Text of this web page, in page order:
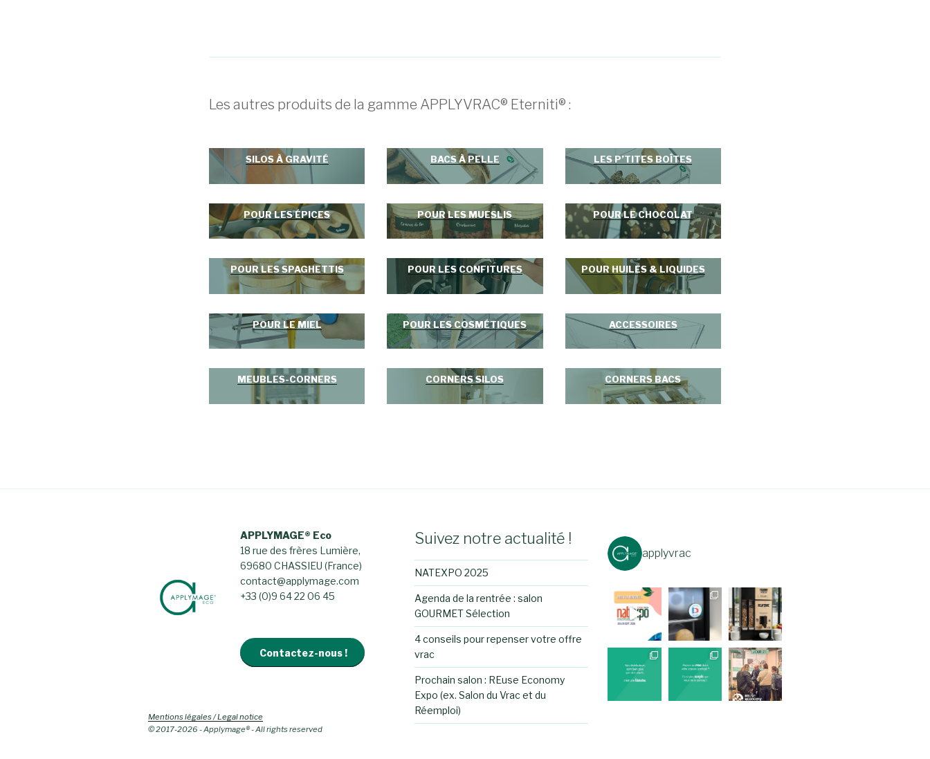
Les autres produits de la gamme APPLYVRAC® Eterniti® :
SILOS À GRAVITÉ BACS À PELLE LES P’TITES BOÎTES
POUR LES ÉPICES POUR LES MUESLIS POUR LE CHOCOLAT
POUR LES SPAGHETTIS POUR LES CONFITURES POUR HUILES & LIQUIDES
POUR LE MIEL POUR LES COSMÉTIQUES ACCESSOIRES
MEUBLES-CORNERS CORNERS SILOS CORNERS BACS
APPLYMAGE® Eco
18 rue des frères Lumière,
69680 CHASSIEU (France)
contact@applymage.com
+33 (0)9 64 22 06 45
Contactez-nous !
Mentions légales / Legal notice
© 2017-2026 - Applymage® - All rights reserved
Suivez notre actualité !
NATEXPO 2025
Agenda de la rentrée : salon
GOURMET Sélection
4 conseils pour repenser votre offre
vrac
Prochain salon : REuse Economy
Expo (ex. Salon du Vrac et du
Réemploi)
applyvrac